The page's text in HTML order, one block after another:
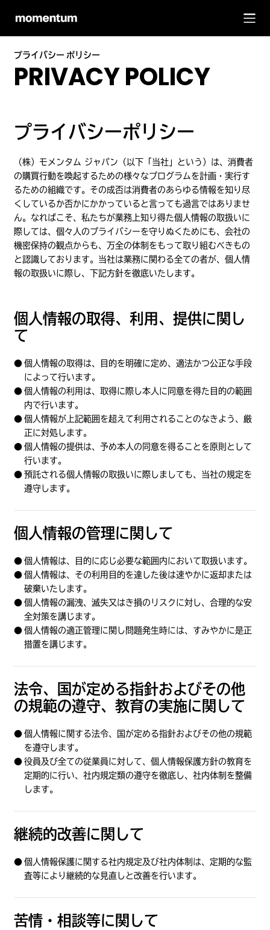
プライバシー ポリシー
PRIVACY POLICY
プライバシーポリシー
（株）モメンタム ジャパン（以下「当社」という）は、消費者
の購買行動を喚起するための様々なプログラムを計画・実行す
るための組織です。その成否は消費者のあらゆる情報を知り尽
くしているか否かにかかっていると言っても過言ではありませ
ん。なればこそ、私たちが業務上知り得た個人情報の取扱いに
際しては、個々人のプライバシーを守りぬくためにも、会社の
機密保持の観点からも、万全の体制をもって取り組むべきもの
と認識しております。当社は業務に関わる全ての者が、個人情
報の取扱いに際し、下記方針を徹底いたします。
個人情報の取得、利用、提供に関し
て
個人情報の取得は、目的を明確に定め、適法かつ公正な手段
によって行います。
個人情報の利用は、取得に際し本人に同意を得た目的の範囲
内で行います。
個人情報が上記範囲を超えて利用されることのなきよう、厳
正に対処します。
個人情報の提供は、予め本人の同意を得ることを原則として
行います。
預託される個人情報の取扱いに際しましても、当社の規定を
遵守します。
個人情報の管理に関して
個人情報は、目的に応じ必要な範囲内において取扱います。
個人情報は、その利用目的を達した後は速やかに返却または
破棄いたします。
個人情報の漏洩、滅失又はき損のリスクに対し、合理的な安
全対策を講じます。
個人情報の適正管理に関し問題発生時には、すみやかに是正
措置を講じます。
法令、国が定める指針およびその他
の規範の遵守、教育の実施に関して
個人情報に関する法令、国が定める指針およびその他の規範
を遵守します。
役員及び全ての従業員に対して、個人情報保護方針の教育を
定期的に行い、社内規定類の遵守を徹底し、社内体制を整備
します。
継続的改善に関して
個人情報保護に関する社内規定及び社内体制は、定期的な監
査等により継続的な見直しと改善を行います。
苦情・相談等に関して